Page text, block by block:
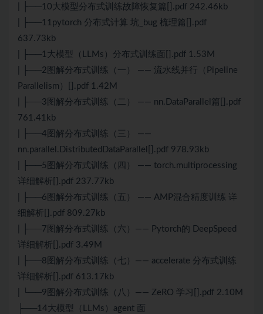
| ├──10大模型分布式训练故障恢复篇[].pdf 242.46kb
| ├──11pytorch 分布式计算 坑_bug 梳理篇[].pdf
637.73kb
| ├──1大模型（LLMs）分布式训练面[].pdf 1.53M
| ├──2图解分布式训练（一） —— 流水线并行（Pipeline
Parallelism）[].pdf 1.42M
| ├──3图解分布式训练（二） —— nn.DataParallel篇[].pdf
761.41kb
| ├──4图解分布式训练（三） ——
nn.parallel.DistributedDataParallel[].pdf 978.93kb
| ├──5图解分布式训练（四） —— torch.multiprocessing
详细解析[].pdf 237.77kb
| ├──6图解分布式训练（五） —— AMP混合精度训练 详
细解析[].pdf 809.27kb
| ├──7图解分布式训练（六）—— Pytorch的 DeepSpeed
详细解析[].pdf 3.49M
| ├──8图解分布式训练（七）—— accelerate 分布式训练
详细解析[].pdf 613.17kb
| └──9图解分布式训练（八）—— ZeRO 学习[].pdf 2.10M
├──14大模型（LLMs）agent 面